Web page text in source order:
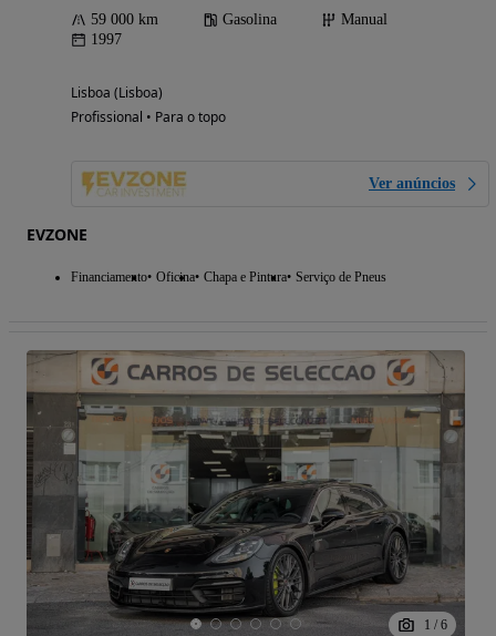
59 000 km Gasolina
Manual
1997
Lisboa (Lisboa)
Profissional • Para o topo
Ver anúncios
EVZONE
Financiamento Oficina Chapa e Pintura Serviço de Pneus
1 / 6